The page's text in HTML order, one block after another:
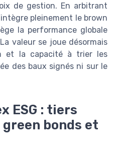
de gestion. En arbitrant
pleinement le brown
la performance globale
valeur se joue désormais
et la capacité à trier les
des baux signés ni sur le
ESG : tiers
bonds et